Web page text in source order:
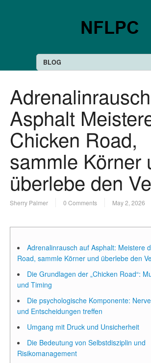
BLOG
Asphalt
Chicken Road,
sammle Körner
überlebe den
Sherry Palmer 0 Comments May 2, 2026
Adrenalinrausch auf Asphalt: Meistere
Road, sammle Körner und überlebe den
Die Grundlagen der „Chicken Road“:
und Timing
Die psychologische Komponente:
und Entscheidungen treffen
Umgang mit Druck und Unsicherheit
Die Bedeutung von Selbstdisziplin und
Risikomanagement